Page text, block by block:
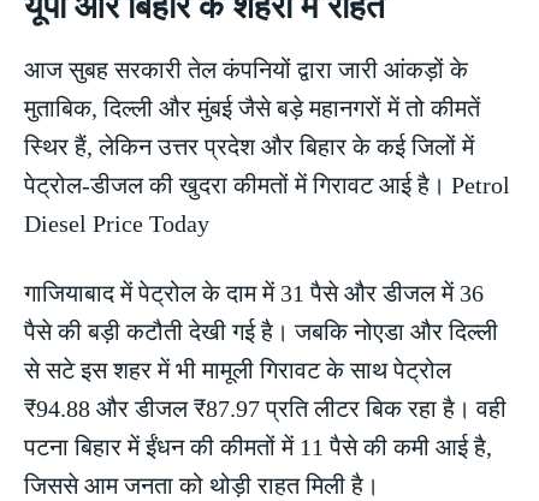
आज सुबह सरकारी तेल कंपनियों द्वारा जारी आंकड़ों के
मुताबिक, दिल्ली और मुंबई जैसे बड़े महानगरों में तो कीमतें
स्थिर हैं, लेकिन उत्तर प्रदेश और बिहार के कई जिलों में
पेट्रोल-डीजल की खुदरा कीमतों में गिरावट आई है। Petrol
Diesel Price Today
गाजियाबाद में पेट्रोल के दाम में 31 पैसे और डीजल में 36
पैसे की बड़ी कटौती देखी गई है। जबकि नोएडा और दिल्ली
से सटे इस शहर में भी मामूली गिरावट के साथ पेट्रोल
₹94.88 और डीजल ₹87.97 प्रति लीटर बिक रहा है। वही
पटना बिहार में ईंधन की कीमतों में 11 पैसे की कमी आई है,
जिससे आम जनता को थोड़ी राहत मिली है।